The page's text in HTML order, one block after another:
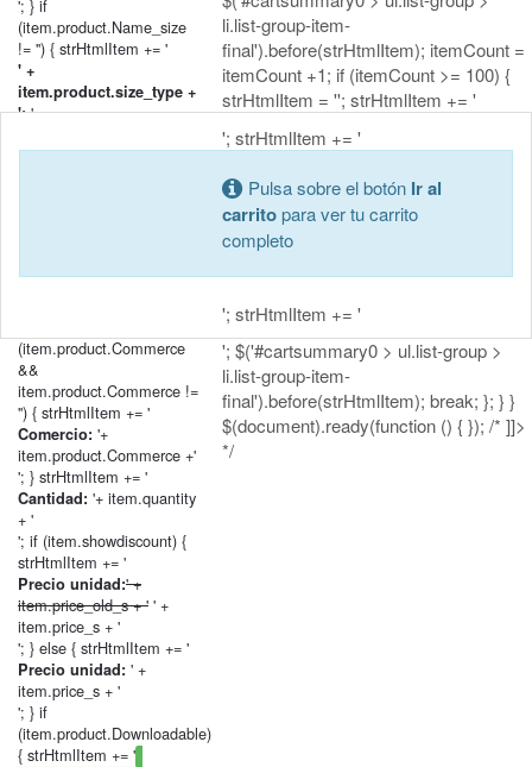
'; } if
(item.product.Name_size
!= '') { strHtmlItem += '
' +
item.product.size_type +
':'+
'; } if
(item.product.Name_classification
item.product.classification_type
item.product.Name_classification
(item.product.Commerce
&&
item.product.Commerce !=
'') { strHtmlItem += '
Comercio: '+
item.product.Commerce +'
'; } strHtmlItem += '
Cantidad: '+ item.quantity
+ '
'; if (item.showdiscount) {
strHtmlItem += '
Precio unidad:' +
item.price_old_s + ' ' +
item.price_s + '
'; } else { strHtmlItem += '
Precio unidad: ' +
item.price_s + '
'; } if
(item.product.Downloadable)
{ strHtmlItem += '
li.list-group-item-
final').before(strHtmlItem); itemCount =
itemCount +1; if (itemCount >= 100) {
strHtmlItem = ''; strHtmlItem += '
'; strHtmlItem += '
Pulsa sobre el botón Ir al
carritopara ver tu carrito
completo
'; strHtmlItem += '
'; $('#cartsummary0 > ul.list-group >
li.list-group-item-
final').before(strHtmlItem); break; }; } }
$(document).ready(function () { }); /* ]]>
*/